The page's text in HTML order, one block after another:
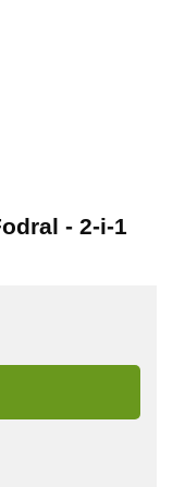
- 2-i-1